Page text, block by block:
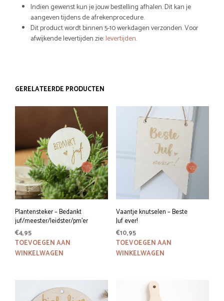
Indien gewenst kun je jouw bestelling afhalen. Dit kan je
aangeven tijdens de afrekenprocedure.
Dit product wordt binnen 5-10 werkdagen verzonden. Voor
afwijkende levertijden zie:levertijden.
GERELATEERDE PRODUCTEN
Plantensteker – Bedankt
juf/meester/leidster/pm’er
€4,95
TOEVOEGEN AAN
WINKELWAGEN
Vaantje knutselen – Beste
Juf ever!
€10,95
TOEVOEGEN AAN
WINKELWAGEN